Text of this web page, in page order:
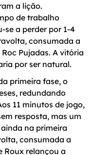
a lição.
de trabalho
a perder por 1-4
consumada a
Pujadas. A vitória
por ser natural.
primeira fase, o
redundando
11 minutos de jogo,
resposta, mas um
na primeira
consumada a
Roux relançou a